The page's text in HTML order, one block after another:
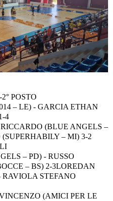
POSTO
– LE) - GARCIA ETHAN
4
(BLUE ANGELS –
– MI) 3-2
– PD) - RUSSO
– BS) 2-3LOREDAN
RAVIOLA STEFANO
(AMICI PER LE